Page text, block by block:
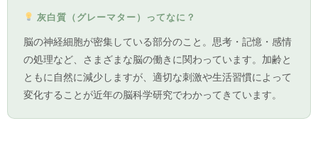
灰白質（グレーマター）ってなに？
脳の神経細胞が密集している部分のこと。思考・記憶・感情
の処理など、さまざまな脳の働きに関わっています。加齢と
ともに自然に減少しますが、適切な刺激や生活習慣によって
変化することが近年の脳科学研究でわかってきています。